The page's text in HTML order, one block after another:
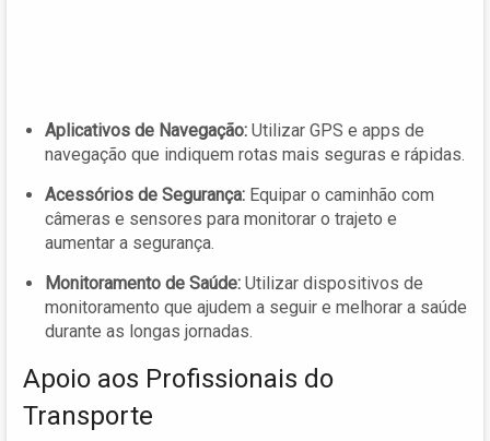
Aplicativos de Navegação: Utilizar GPS e apps de
navegação que indiquem rotas mais seguras e rápidas.
Acessórios de Segurança: Equipar o caminhão com
câmeras e sensores para monitorar o trajeto e
aumentar a segurança.
Monitoramento de Saúde: Utilizar dispositivos de
monitoramento que ajudem a seguir e melhorar a saúde
durante as longas jornadas.
Apoio aos Profissionais do
Transporte